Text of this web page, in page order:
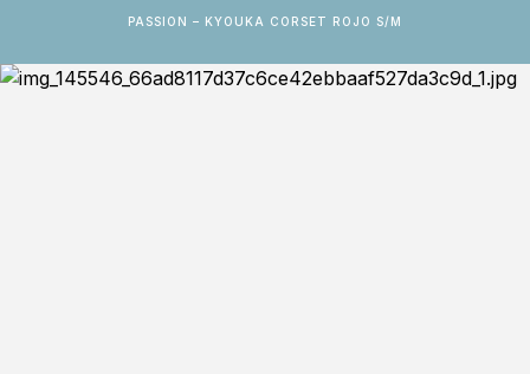
PASSION – KYOUKA CORSET ROJO S/M